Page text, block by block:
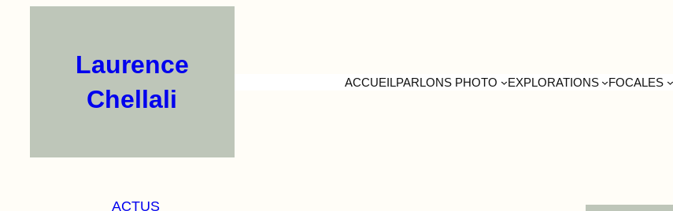
Laurence
Chellali
ACCUEILPARLONS PHOTO EXPLORATIONS FOCALES
ACTUS